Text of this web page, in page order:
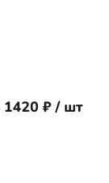
1420 ₽ / шт